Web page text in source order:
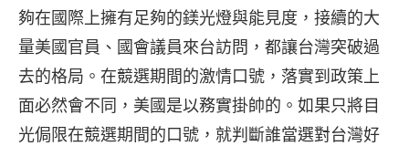
夠在國際上擁有足夠的鎂光燈與能見度，接續的大
量美國官員、國會議員來台訪問，都讓台灣突破過
去的格局。在競選期間的激情口號，落實到政策上
面必然會不同，美國是以務實掛帥的。如果只將目
光侷限在競選期間的口號，就判斷誰當選對台灣好